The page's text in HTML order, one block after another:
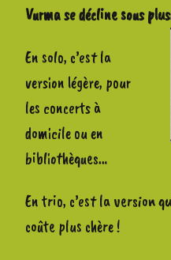
Vurma se décline sous
En solo, c’est la
version légère, pour
les concerts à
domicile ou en
bibliothèques…
En trio, c’est la version
coûte plus chère !